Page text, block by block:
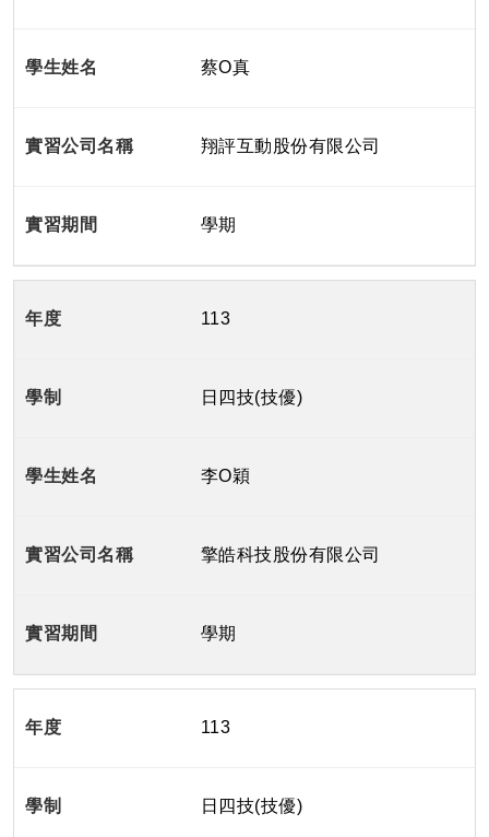
蔡O真
翔評互動股份有限公司
學期
113
日四技(技優)
李O穎
擎皓科技股份有限公司
學期
113
日四技(技優)